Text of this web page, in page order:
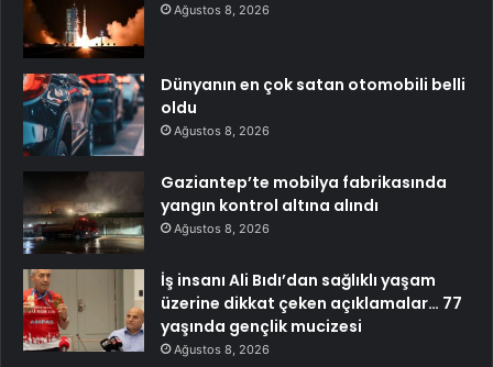
Ağustos 8, 2026
Dünyanın en çok satan otomobili belli
oldu
Ağustos 8, 2026
Gaziantep’te mobilya fabrikasında
yangın kontrol altına alındı
Ağustos 8, 2026
İş insanı Ali Bıdı’dan sağlıklı yaşam
üzerine dikkat çeken açıklamalar… 77
yaşında gençlik mucizesi
Ağustos 8, 2026